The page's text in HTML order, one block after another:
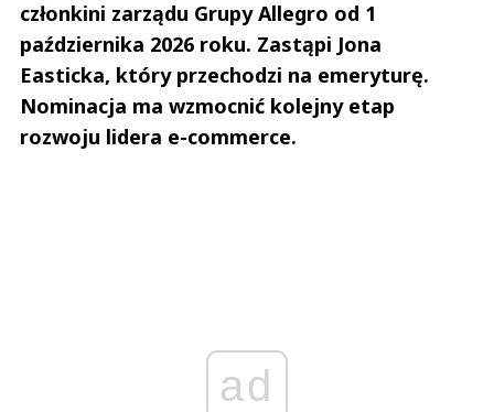
członkini zarządu Grupy Allegro od 1
października 2026 roku. Zastąpi Jona
Easticka, który przechodzi na emeryturę.
Nominacja ma wzmocnić kolejny etap
rozwoju lidera e-commerce.
ad